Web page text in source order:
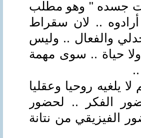
جسده " وهو مطلب
.. لان سقراط
والفعال .. وليس
ولا حياة .. سوى مهمة
يلغيه روحيا وعقليا
الفكر .. لحضور
الفيزيقي من نتانة